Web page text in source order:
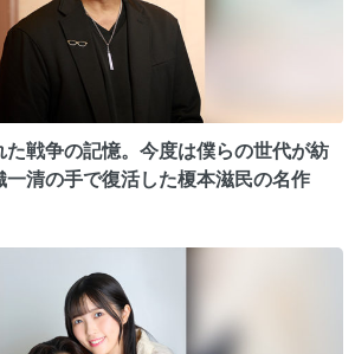
戦争の記憶。今度は僕らの世代が紡
清の手で復活した榎本滋民の名作